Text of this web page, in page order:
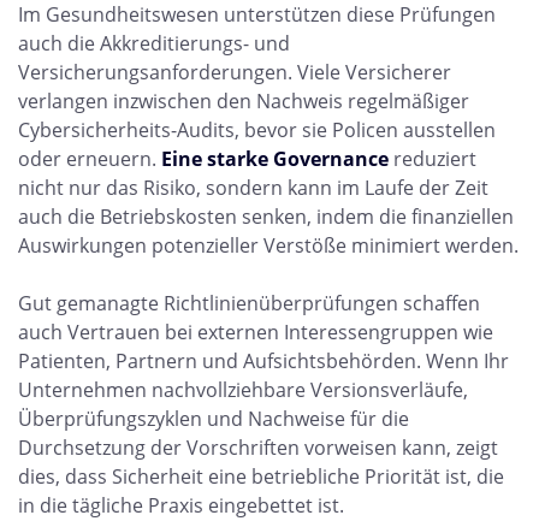
Im Gesundheitswesen unterstützen diese Prüfungen
auch die Akkreditierungs- und
Versicherungsanforderungen. Viele Versicherer
verlangen inzwischen den Nachweis regelmäßiger
Cybersicherheits-Audits, bevor sie Policen ausstellen
oder erneuern. Eine starke Governance reduziert
nicht nur das Risiko, sondern kann im Laufe der Zeit
auch die Betriebskosten senken, indem die finanziellen
Auswirkungen potenzieller Verstöße minimiert werden.
Gut gemanagte Richtlinienüberprüfungen schaffen
auch Vertrauen bei externen Interessengruppen wie
Patienten, Partnern und Aufsichtsbehörden. Wenn Ihr
Unternehmen nachvollziehbare Versionsverläufe,
Überprüfungszyklen und Nachweise für die
Durchsetzung der Vorschriften vorweisen kann, zeigt
dies, dass Sicherheit eine betriebliche Priorität ist, die
in die tägliche Praxis eingebettet ist.